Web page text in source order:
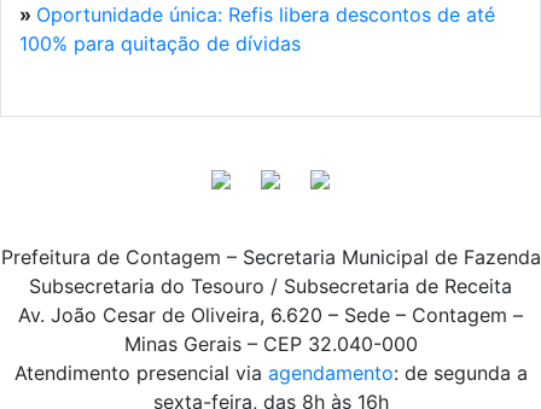
» Oportunidade única: Refis libera descontos de até
100% para quitação de dívidas
Prefeitura de Contagem – Secretaria Municipal de Fazenda
Subsecretaria do Tesouro / Subsecretaria de Receita
Av. João Cesar de Oliveira, 6.620 – Sede – Contagem –
Minas Gerais – CEP 32.040-000
Atendimento presencial via agendamento: de segunda a
sexta-feira, das 8h às 16h